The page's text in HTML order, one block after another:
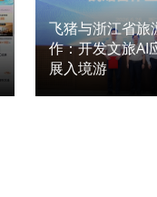
飞猪与浙江省旅
作：开发文旅AI
展入境游